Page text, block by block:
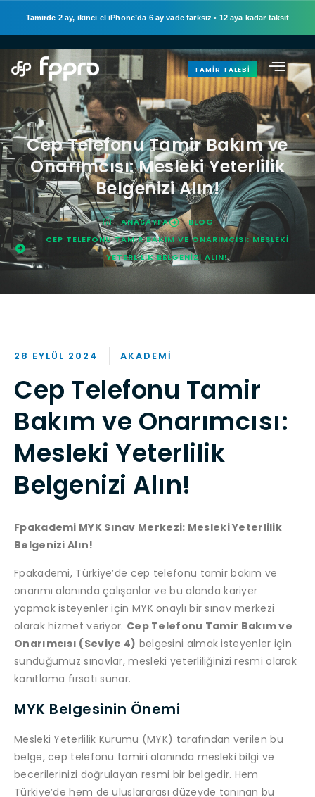
Tamirde 2 ay, ikinci el iPhone’da 6 ay vade farksız • 12 aya kadar taksit
TAMIR TALEBI
Cep Telefonu Tamir Bakım ve
Onarımcısı: Mesleki Yeterlilik
Belgenizi Alın!
ANASAYFA
BLOG
CEP TELEFONU TAMIR BAKIM VE ONARIMCISI: MESLEKI
YETERLILIK BELGENIZI ALIN!
28 EYLÜL 2024 AKADEMI
Cep Telefonu Tamir
Bakım ve Onarımcısı:
Mesleki Yeterlilik
Belgenizi Alın!
Fpakademi MYK Sınav Merkezi: Mesleki Yeterlilik
Belgenizi Alın!
Fpakademi, Türkiye’de cep telefonu tamir bakım ve
onarımı alanında çalışanlar ve bu alanda kariyer
yapmak isteyenler için MYK onaylı bir sınav merkezi
olarak hizmet veriyor. Cep Telefonu Tamir Bakım ve
Onarımcısı (Seviye 4) belgesini almak isteyenler için
sunduğumuz sınavlar, mesleki yeterliliğinizi resmi olarak
kanıtlama fırsatı sunar.
MYK Belgesinin Önemi
Mesleki Yeterlilik Kurumu (MYK) tarafından verilen bu
belge, cep telefonu tamiri alanında mesleki bilgi ve
becerilerinizi doğrulayan resmi bir belgedir. Hem
Türkiye’de hem de uluslararası düzeyde tanınan bu